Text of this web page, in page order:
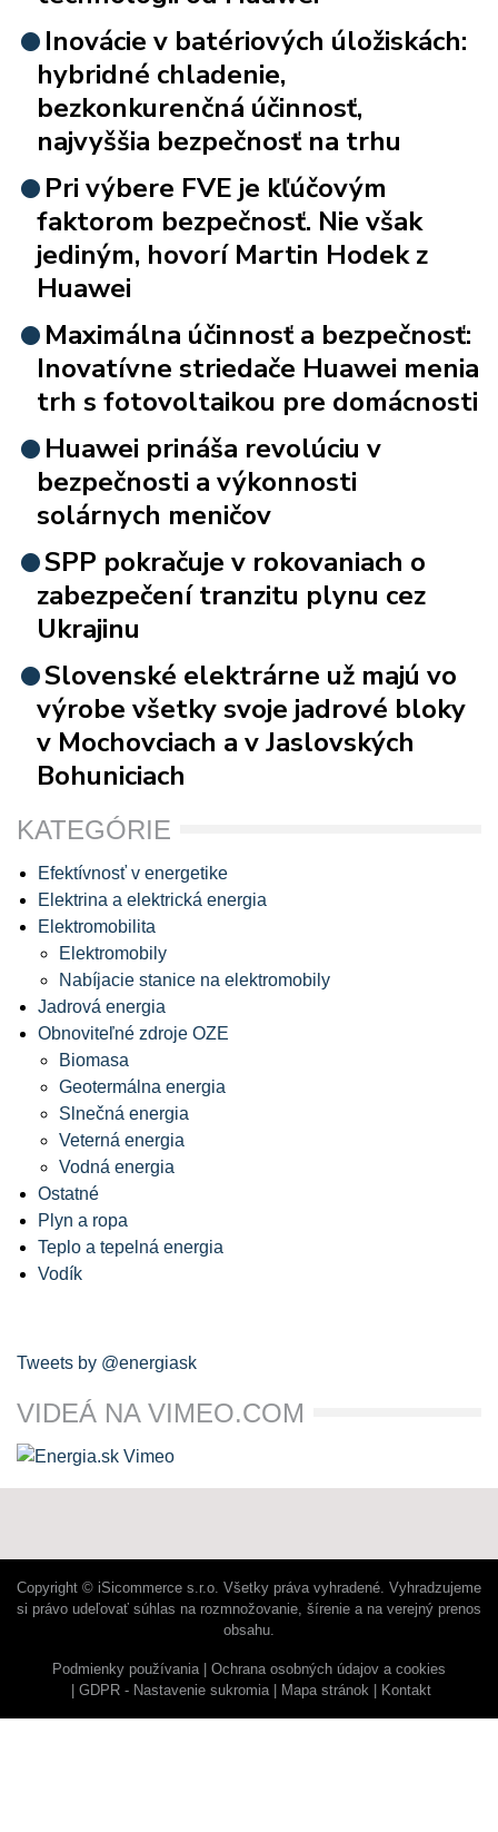
Inovácie v batériových úložiskách:
hybridné chladenie,
bezkonkurenčná účinnosť,
najvyššia bezpečnosť na trhu
Pri výbere FVE je kľúčovým
faktorom bezpečnosť. Nie však
jediným, hovorí Martin Hodek z
Huawei
Maximálna účinnosť a bezpečnosť:
Inovatívne striedače Huawei menia
trh s fotovoltaikou pre domácnosti
Huawei prináša revolúciu v
bezpečnosti a výkonnosti
solárnych meničov
SPP pokračuje v rokovaniach o
zabezpečení tranzitu plynu cez
Ukrajinu
Slovenské elektrárne už majú vo
výrobe všetky svoje jadrové bloky
v Mochovciach a v Jaslovských
Bohuniciach
KATEGÓRIE
Efektívnosť v energetike
Elektrina a elektrická energia
Elektromobilita
Elektromobily
Nabíjacie stanice na elektromobily
Jadrová energia
Obnoviteľné zdroje OZE
Biomasa
Geotermálna energia
Slnečná energia
Veterná energia
Vodná energia
Ostatné
Plyn a ropa
Teplo a tepelná energia
Vodík
Tweets by @energiask
VIDEÁ NA VIMEO.COM
Copyright © iSicommerce s.r.o. Všetky práva vyhradené. Vyhradzujeme
si právo udeľovať súhlas na rozmnožovanie, šírenie a na verejný prenos
obsahu.
Podmienky používania
Ochrana osobných údajov a cookies
GDPR - Nastavenie sukromia
Mapa stránok Kontakt